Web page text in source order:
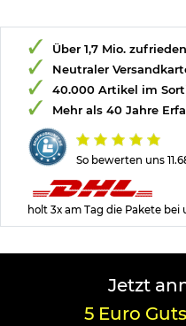
So bewerten uns
Über 1,7 Mio.
Neutraler
40.000 Artikel im
Mehr als 40 Jahre
holt 3x am Tag die Pakete bei
Jetzt
5 Euro